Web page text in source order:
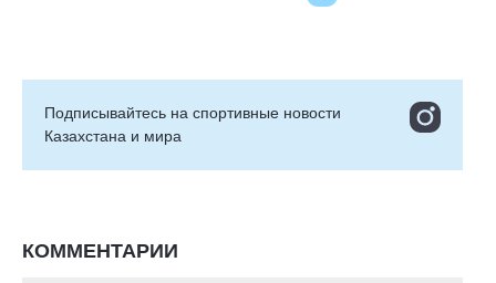
Подписывайтесь на cпортивные новости
Казахстана и мира
КОММЕНТАРИИ